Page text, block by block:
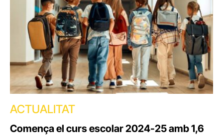
ACTUALITAT
Comença el curs escolar 2024-25 amb 1,6